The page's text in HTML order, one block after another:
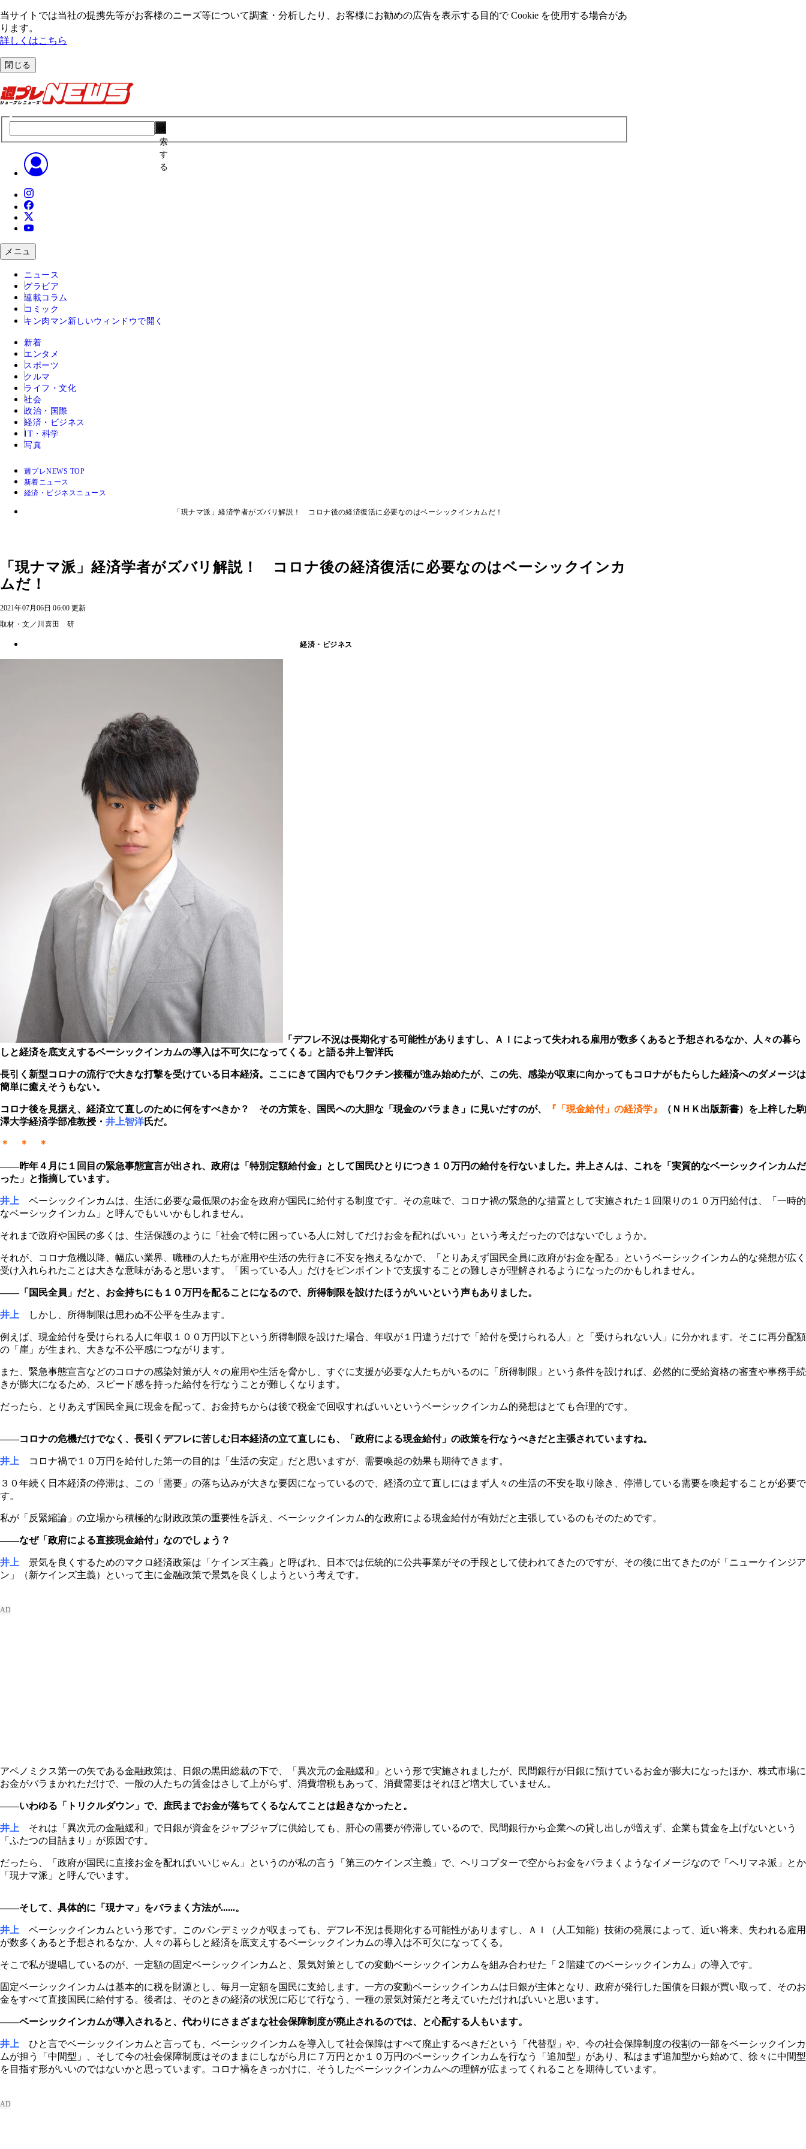
当サイトでは当社の提携先等がお客様のニーズ等について調査・分析したり、お客様にお勧めの広告を表⽰する⽬的で Cookie を使⽤する場合があ
ります。
詳しくはこちら
閉じる
索
す
る
メニュ
ニュース
グラビア
連載コラム
コミック
キン肉マン 新しいウィンドウで開く
新着
エンタメ
スポーツ
クルマ
ライフ・文化
社会
政治・国際
経済・ビジネス
IT・科学
写真
週プレNEWS TOP
新着ニュース
経済・ビジネスニュース
「現ナマ派」経済学者がズバリ解説！ コロナ後の経済復活に必要なのはベーシックインカムだ！
「現ナマ派」経済学者がズバリ解説！ コロナ後の経済復活に必要なのはベーシックインカ
ムだ！
2021年07月06日 06:00 更新
取材・文／川喜田 研
経済・ビジネス
「デフレ不況は長期化する可能性がありますし、ＡＩによって失われる雇用が数多くあると予想されるなか、人々の暮ら
しと経済を底支えするベーシックインカムの導入は不可欠になってくる」と語る井上智洋氏
長引く新型コロナの流行で大きな打撃を受けている日本経済。ここにきて国内でもワクチン接種が進み始めたが、この先、感染が収束に向かってもコロナがもたらした経済へのダメージは
簡単に癒えそうもない。
コロナ後を見据え、経済立て直しのために何をすべきか？ その方策を、国民への大胆な「現金のバラまき」に見いだすのが、 『「現金給付」の経済学』
（ＮＨＫ出版新書）を上梓した駒
澤大学経済学部准教授・ 井上智洋氏だ。
＊ ＊ ＊
――昨年４月に１回目の緊急事態宣言が出され、政府は「特別定額給付金」として国民ひとりにつき１０万円の給付を行ないました。井上さんは、これを「実質的なベーシックインカムだ
った」と指摘しています。
井上 ベーシックインカムは、生活に必要な最低限のお金を政府が国民に給付する制度です。その意味で、コロナ禍の緊急的な措置として実施された１回限りの１０万円給付は、「一時的
なベーシックインカム」と呼んでもいいかもしれません。
それまで政府や国民の多くは、生活保護のように「社会で特に困っている人に対してだけお金を配ればいい」という考えだったのではないでしょうか。
それが、コロナ危機以降、幅広い業界、職種の人たちが雇用や生活の先行きに不安を抱えるなかで、「とりあえず国民全員に政府がお金を配る」というベーシックインカム的な発想が広く
受け入れられたことは大きな意味があると思います。「困っている人」だけをピンポイントで支援することの難しさが理解されるようになったのかもしれません。
――「国民全員」だと、お金持ちにも１０万円を配ることになるので、所得制限を設けたほうがいいという声もありました。
井上 しかし、所得制限は思わぬ不公平を生みます。
例えば、現金給付を受けられる人に年収１００万円以下という所得制限を設けた場合、年収が１円違うだけで「給付を受けられる人」と「受けられない人」に分かれます。そこに再分配額
の「崖」が生まれ、大きな不公平感につながります。
また、緊急事態宣言などのコロナの感染対策が人々の雇用や生活を脅かし、すぐに支援が必要な人たちがいるのに「所得制限」という条件を設ければ、必然的に受給資格の審査や事務手続
きが膨大になるため、スピード感を持った給付を行なうことが難しくなります。
だったら、とりあえず国民全員に現金を配って、お金持ちからは後で税金で回収すればいいというベーシックインカム的発想はとても合理的です。
――コロナの危機だけでなく、長引くデフレに苦しむ日本経済の立て直しにも、「政府による現金給付」の政策を行なうべきだと主張されていますね。
井上 コロナ禍で１０万円を給付した第一の目的は「生活の安定」だと思いますが、需要喚起の効果も期待できます。
３０年続く日本経済の停滞は、この「需要」の落ち込みが大きな要因になっているので、経済の立て直しにはまず人々の生活の不安を取り除き、停滞している需要を喚起することが必要で
す。
私が「反緊縮論」の立場から積極的な財政政策の重要性を訴え、ベーシックインカム的な政府による現金給付が有効だと主張しているのもそのためです。
――なぜ「政府による直接現金給付」なのでしょう？
井上 景気を良くするためのマクロ経済政策は「ケインズ主義」と呼ばれ、日本では伝統的に公共事業がその手段として使われてきたのですが、その後に出てきたのが「ニューケインジア
ン」（新ケインズ主義）といって主に金融政策で景気を良くしようという考えです。
アベノミクス第一の矢である金融政策は、日銀の黒田総裁の下で、「異次元の金融緩和」という形で実施されましたが、民間銀行が日銀に預けているお金が膨大になったほか、株式市場に
お金がバラまかれただけで、一般の人たちの賃金はさして上がらず、消費増税もあって、消費需要はそれほど増大していません。
――いわゆる「トリクルダウン」で、庶民までお金が落ちてくるなんてことは起きなかったと。
井上 それは「異次元の金融緩和」で日銀が資金をジャブジャブに供給しても、肝心の需要が停滞しているので、民間銀行から企業への貸し出しが増えず、企業も賃金を上げないという
「ふたつの目詰まり」が原因です。
だったら、「政府が国民に直接お金を配ればいいじゃん」というのが私の言う「第三のケインズ主義」で、ヘリコプターで空からお金をバラまくようなイメージなので「ヘリマネ派」とか
「現ナマ派」と呼んでいます。
――そして、具体的に「現ナマ」をバラまく方法が......。
井上 ベーシックインカムという形です。このパンデミックが収まっても、デフレ不況は長期化する可能性がありますし、ＡＩ（人工知能）技術の発展によって、近い将来、失われる雇用
が数多くあると予想されるなか、人々の暮らしと経済を底支えするベーシックインカムの導入は不可欠になってくる。
そこで私が提唱しているのが、一定額の固定ベーシックインカムと、景気対策としての変動ベーシックインカムを組み合わせた「２階建てのベーシックインカム」の導入です。
固定ベーシックインカムは基本的に税を財源とし、毎月一定額を国民に支給します。一方の変動ベーシックインカムは日銀が主体となり、政府が発行した国債を日銀が買い取って、そのお
金をすべて直接国民に給付する。後者は、そのときの経済の状況に応じて行なう、一種の景気対策だと考えていただければいいと思います。
――ベーシックインカムが導入されると、代わりにさまざまな社会保障制度が廃止されるのでは、と心配する人もいます。
井上 ひと言でベーシックインカムと言っても、ベーシックインカムを導入して社会保障はすべて廃止するべきだという「代替型」や、今の社会保障制度の役割の一部をベーシックインカ
ムが担う「中間型」、そして今の社会保障制度はそのままにしながら月に７万円とか１０万円のベーシックインカムを行なう「追加型」があり、私はまず追加型から始めて、徐々に中間型
を目指す形がいいのではないかと思っています。コロナ禍をきっかけに、そうしたベーシックインカムへの理解が広まってくれることを期待しています。